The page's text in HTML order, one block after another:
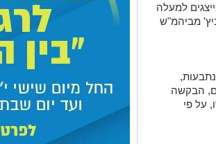
המייצגים למעלה
מביהמ"ש
הבקשה
על פי